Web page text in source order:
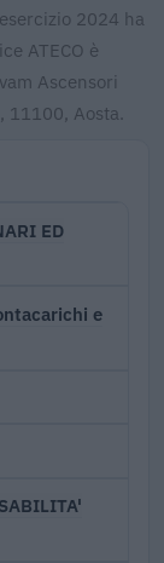
2024 ha
ATECO è
Ascensori
11100, Aosta.
ED
e